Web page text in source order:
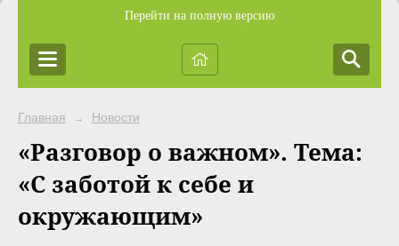
Перейти на полную версию
Главная → Новости
«Разговор о важном». Тема:
«С заботой к себе и
окружающим»